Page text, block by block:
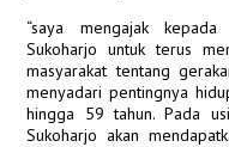
“saya mengajak
Sukoharjo untuk terus
masyarakat tentang
menyadari pentingnya
hingga 59 tahun. Pada
Sukoharjo akan